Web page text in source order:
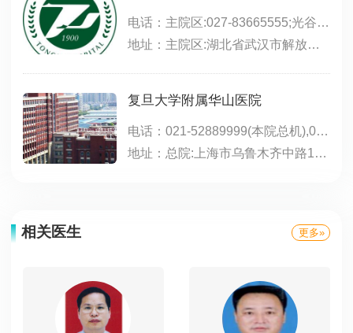
电话：主院区:027-83665555;光谷院区:02763639393;中法新城:027-69378083
地址：主院区:湖北省武汉市解放大道1095号;光谷院区:武汉市东湖新技术开发区高新大道501号,位于东三环线与光谷三路之间,光谷生物城斜对面;中法新城院区:武汉市蔡甸区新天大道288号
复旦大学附属华山医院
电话：021-52889999(本院总机),021-50301999(东院总机),021-50301999转1000(东院咨询电话),021-50309919(东院预约),021-66895999(北院)
地址：总院:上海市乌鲁木齐中路12号;东院:浦东新区红枫路525号（近明月路）;北院:宝山区陆翔路108号（镜泊湖路518号）;江苏路分部:江苏路796号;静安分院:上海市西康路259号(新闸路口);肝病门诊:上海市静安区长乐路1040号;西院:闵行区金光路958号
相关医生 更多»